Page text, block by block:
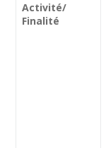
Activité/
Finalité